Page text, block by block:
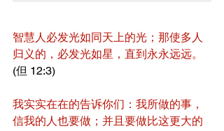
智慧人必发光如同天上的光；那使多人
归义的，必发光如星，直到永永远远。
(但 12:3)
我实实在在的告诉你们：我所做的事，
信我的人也要做；并且要做比这更大的